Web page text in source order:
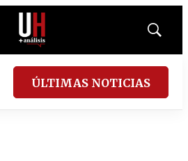
Mostrar
ÚLTIMAS NOTICIAS